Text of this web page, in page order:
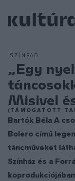
SZÍNPAD
„Egy
Misivel
(TÁMOGATOTT
Bartók Béla A
Bolero című
táncműveket
Színház és a